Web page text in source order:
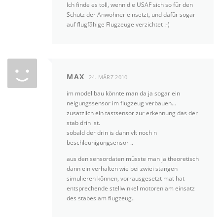
Ich finde es toll, wenn die USAF sich so für den
Schutz der Anwohner einsetzt, und dafür sogar
auf flugfähige Flugzeuge verzichtet :-)
MAX 24. MÄRZ 2010
im modellbau könnte man da ja sogar ein
neigungssensor im flugzeug verbauen…
zusätzlich ein tastsensor zur erkennung das der
stab drin ist.
sobald der drin is dann vlt noch n
beschleunigungsensor ..
aus den sensordaten müsste man ja theoretisch
dann ein verhalten wie bei zwiei stangen
simulieren können, vorrausgesetzt mat hat
entsprechende stellwinkel motoren am einsatz
des stabes am flugzeug..